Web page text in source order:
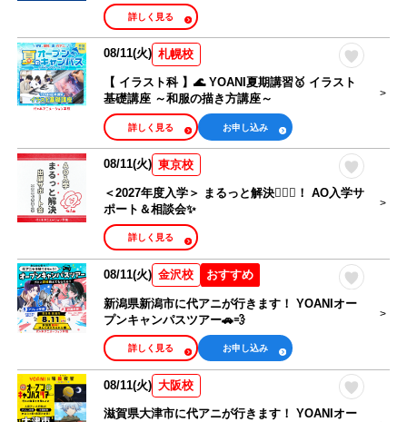
詳しく見る
08/11(火) 札幌校
【 イラスト科 】🌊 YOANI夏期講習🥇 イラスト
基礎講座 ～和服の描き方講座～
お申し込み
詳しく見る
08/11(火) 東京校
＜2027年度入学＞ まるっと解決🙆🏻‍♀️！ AO入学サ
ポート＆相談会✨
詳しく見る
おすすめ
08/11(火) 金沢校
新潟県新潟市に代アニが行きます！ YOANIオー
プンキャンパスツアー🚗💨
お申し込み
詳しく見る
08/11(火) 大阪校
滋賀県大津市に代アニが行きます！ YOANIオー